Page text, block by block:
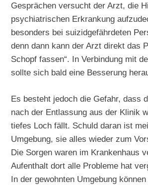
Gesprächen versucht der Arzt, die
psychiatrischen Erkrankung
besonders bei suizidgefährdeten
denn dann kann der Arzt direkt das
Schopf fassen“. In Verbindung mit
sollte sich bald eine Besserung
Es besteht jedoch die Gefahr, dass
nach der Entlassung aus der Klinik
tiefes Loch fällt. Schuld daran ist
Umgebung, sie alles wieder zum
Die Sorgen waren im Krankenhaus
Aufenthalt dort alle Probleme hat
In der gewohnten Umgebung